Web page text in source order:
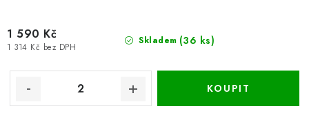
Skladem (36 ks)
1 314 Kč bez DPH
1 590 Kč